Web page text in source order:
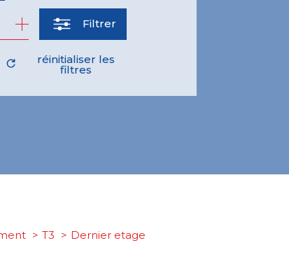
Filtrer
réinitialiser les
filtres
T3 dernier etage